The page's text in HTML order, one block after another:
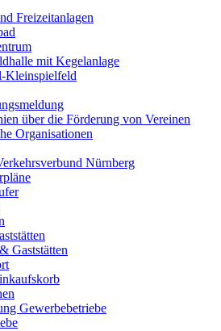
Freizeitanlagen
mit Kegelanlage
Kleinspielfeld
über die Förderung von Vereinen
Organisationen
Nürnberg
Gaststätten
Gewerbebetriebe